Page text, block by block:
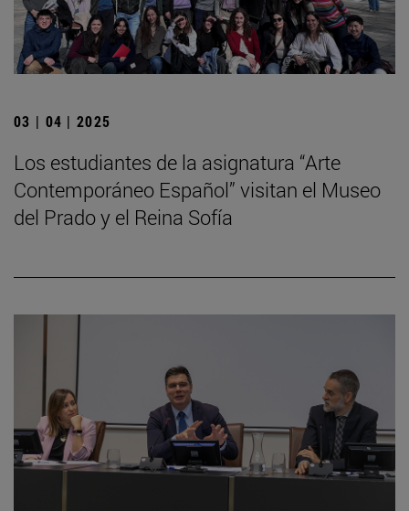
03 | 04 | 2025
Los estudiantes de la asignatura “Arte
Contemporáneo Español” visitan el Museo
del Prado y el Reina Sofía